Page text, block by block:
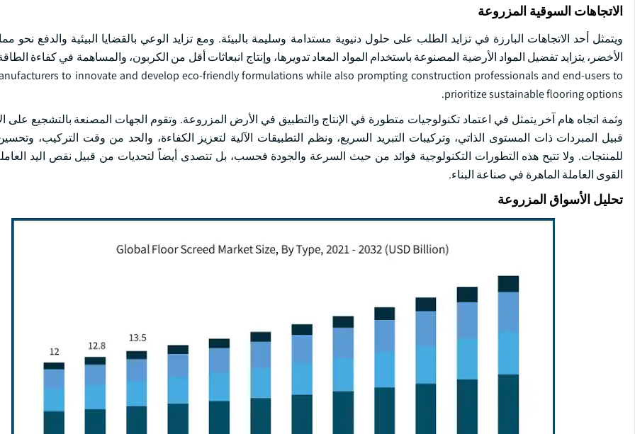
الاتجاهات السوقية المزروعة
ويتمثل أحد الاتجاهات البارزة في تزايد الطلب على حلول دنيوية مستدامة وسليمة بالبيئة. ومع تزايد الوعي بالقضايا البيئية والدفع نحو
to innovate and develop eco-friendly formulations while also prompting construction professionals and end-users to
prioritize sustainable flooring options.
وثمة اتجاه هام آخر يتمثل في اعتماد تكنولوجيات متطورة في الإنتاج والتطبيق في الأرض المزروعة. وتقوم الجهات المصنعة بالتشجيع على
قبيل المبردات ذات المستوى الذاتي، وتركيبات التبريد السريع، ونظم التطبيقات الآلية لتعزيز الكفاءة، والحد من وقت التركيب، وتحسين
للمنتجات. ولا تتيح هذه التطورات التكنولوجية فوائد من حيث السرعة والجودة فحسب، بل تتصدى أيضاً لتحديات من قبيل نقص اليد
القوى العاملة الماهرة في صناعة البناء.
تحليل الأسواق المزروعة